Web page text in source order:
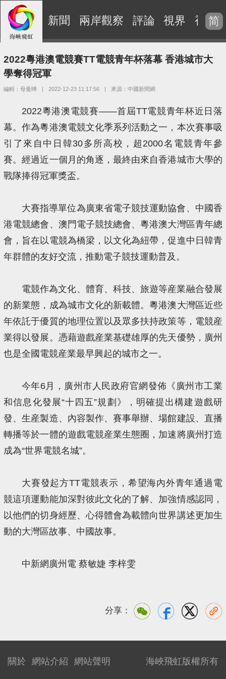
新聞 兩岸觀察 評論 視界 視頻
简
2022粵港澳電競賽TT電競青年杯落幕 香港城市大
學奪得冠軍
編輯：母曼曄 | 2022-12-23 11:17:56 | 來源：中國新聞網
2022粵港澳電競賽——首屆TT電競青年杯近日落
幕。作為粵港澳電競文化季系列活動之一，本次賽事吸
引了來自中日韓30多所高校，超2000名電競青年參
賽。經過近一個月的角逐，最終由來自香港城市大學的
戰隊捧得冠軍獎盃。
大賽指導單位為廣東省電子競技運動協會、中國香
港電競總會、澳門電子競技總會、粵港澳大灣區青年總
會，旨在以電競為橋梁，以文化為紐帶，促進中日韓青
年群體的友好交流，推動電子競技運動普及。
電競作為文化、體育、科技、旅遊等産業融合發展
的新業態，成為城市文化的新載體。粵港澳大灣區近些
年依託于優質的地理位置以及眾多扶持政策等，電競産
業得以發展。憑藉遊戲産業基礎雄厚的先天優勢，廣州
也是全國電競産業最早興起的城市之一。
今年6月，廣州市人民政府官網發佈《廣州市工業
和信息化發展“十四五”規劃》，明確提出構建遊戲研
發、生産製造、內容製作、賽事舉辦、場館建設、直播
轉播等於一體的遊戲電競産業生態圈，加速將廣州打造
成為“世界電競名城”。
大賽發起方TT電競表示，希望海內外青年通過電
競這項運動能加深對彼此文化的了解、加強情感認同，
以他們的切身經歷、心得體會為載體向世界講述更加生
動的大灣區故事、中國故事。
中新網廣州電 蔡敏婕 李梓雯
分享：
海峽飛虹版權所有
關於 網站介紹 網站聲明